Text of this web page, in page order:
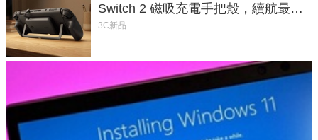
Switch 2 磁吸充電手把殼，續航最高
延長 1.5 倍
3C新品